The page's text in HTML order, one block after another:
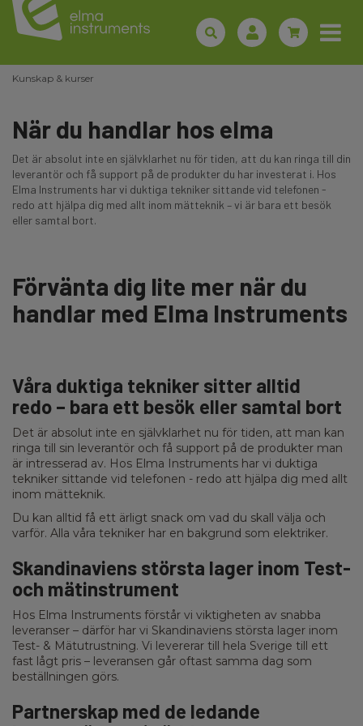
Kunskap & kurser
När du handlar hos elma
Det är absolut inte en självklarhet nu för tiden, att du kan ringa till din
leverantör och få support på de produkter du har investerat i. Hos
Elma Instruments har vi duktiga tekniker sittande vid telefonen -
redo att hjälpa dig med allt inom mätteknik – vi är bara ett besök
eller samtal bort.
Förvänta dig lite mer när du
handlar med Elma Instruments
Våra duktiga tekniker sitter alltid
redo – bara ett besök eller samtal bort
Det är absolut inte en självklarhet nu för tiden, att man kan
ringa till sin leverantör och få support på de produkter man
är intresserad av. Hos Elma Instruments har vi duktiga
tekniker sittande vid telefonen - redo att hjälpa dig med allt
inom mätteknik.
Du kan alltid få ett ärligt snack om vad du skall välja och
varför. Alla våra tekniker har en bakgrund som elektriker.
Skandinaviens största lager inom Test-
och mätinstrument
Hos Elma Instruments förstår vi viktigheten av snabba
leveranser – därför har vi Skandinaviens största lager inom
Test- & Mätutrustning. Vi levererar till hela Sverige till ett
fast lågt pris – leveransen går oftast samma dag som
beställningen görs.
Partnerskap med de ledande